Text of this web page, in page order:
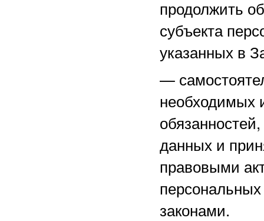
продолжить
субъекта
указанных в
—
необходимых
данных и
правовыми
законами.